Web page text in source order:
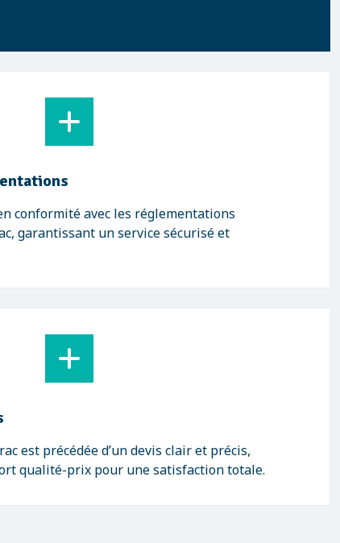
conformité avec les réglementations
garantissant un service sécurisé et
est précédée d’un devis clair et précis,
qualité-prix pour une satisfaction totale.